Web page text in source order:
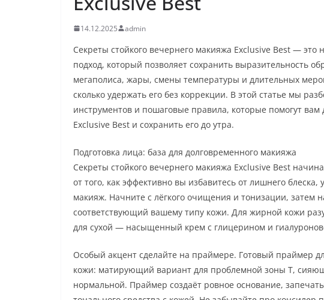
14.12.2025 admin
Секреты стойкого вечернего макияжа Exclusive Best — это
подход, который позволяет сохранить выразительность
мегаполиса, жары, смены температуры и длительных
сколько удержать его без коррекции. В этой статье мы
инструментов и пошаговые правила, которые помогут вам
Exclusive Best и сохранить его до утра.
Подготовка лица: база для долговременного макияжа
Секреты стойкого вечернего макияжа Exclusive Best
от того, как эффективно вы избавитесь от лишнего
макияж. Начните с лёгкого очищения и тонизации, затем
соответствующий вашему типу кожи. Для жирной кожи
для сухой — насыщенный крем с глицерином и
Особый акцент сделайте на праймере. Готовый праймер
кожи: матирующий вариант для проблемной зоны Т,
нормальной. Праймер создаёт ровное основание,